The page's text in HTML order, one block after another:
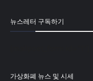
뉴스레터 구독하기
가상화폐 뉴스 및 시세